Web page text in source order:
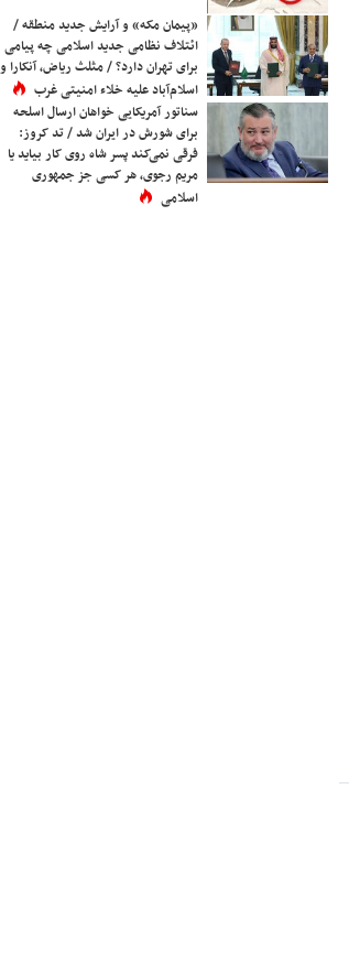
«پیمان مکه» و آرایش جدید منطقه /
ائتلاف نظامی جدید اسلامی چه پیامی
برای تهران دارد؟ / مثلث ریاض، آنکارا و
اسلام‌آباد علیه خلاء امنیتی غرب
سناتور آمریکایی خواهان ارسال اسلحه
برای شورش در ایران شد / تد کروز:
فرقی نمی‌کند پسر شاه روی کار بیاید یا
مریم رجوی، هر کسی جز جمهوری
اسلامی